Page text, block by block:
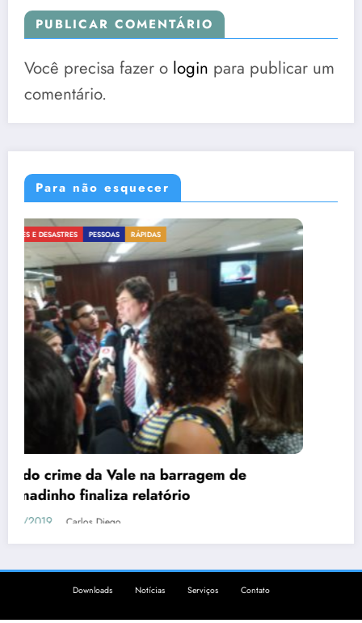
PUBLICAR COMENTÁRIO
Você precisa fazer o login para publicar um
comentário.
Para não esquecer
CRIMES E DESASTRES RÁPIDAS
#Elenão deve responder por
humanidade? #PrayForAmazonia
22/08/2019 Carlos Diego
Downloads Notícias Serviços